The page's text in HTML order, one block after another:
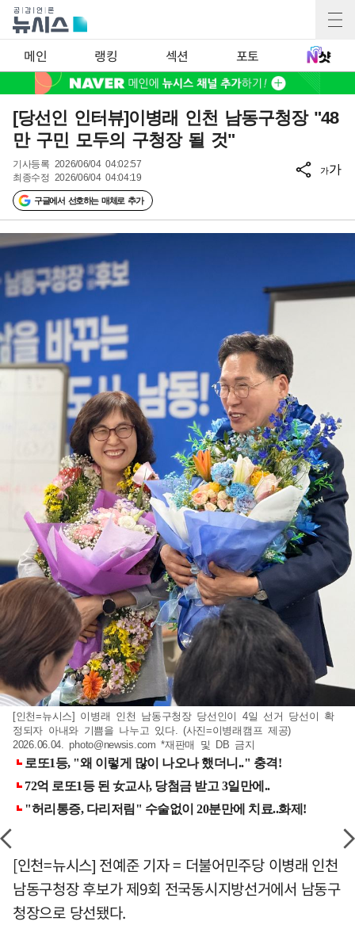
메인 랭킹 섹션 포토
[당선인 인터뷰]이병래 인천 남동구청장 "48
만 구민 모두의 구청장 될 것"
기사등록 2026/06/04 04:02:57
최종수정 2026/06/04 04:04:19
구글에서 선호하는 매체로 추가
가가
[인천=뉴시스] 이병래 인천 남동구청장 당선인이 4일 선거 당선이 확
정되자 아내와 기쁨을 나누고 있다. (사진=이병래캠프 제공)
2026.06.04.photo@newsis.com *재판매 및 DB 금지
[인천=뉴시스] 전예준 기자 = 더불어민주당 이병래 인천
남동구청장 후보가 제9회 전국동시지방선거에서 남동구
청장으로 당선됐다.